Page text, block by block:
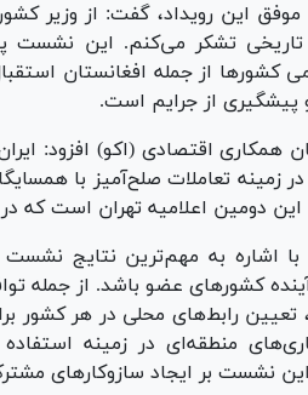
موفق این رویداد، گفت: از وزیر
کشور‌ها از جمله افغانستان
پیشگیری از جرایم است.
همکاری اقتصادی (اکو) افزود:
در زمینه تعاملات صلح‌آمیز با
این دومین اعلامیه تهران است
با اشاره به مهم‌ترین نتایج
کشور‌های عضو باشد. از جمله
تعیین رابط‌های محلی در هر کشور
منطقه‌ای در زمینه
نشست بر ایجاد سازوکار‌های